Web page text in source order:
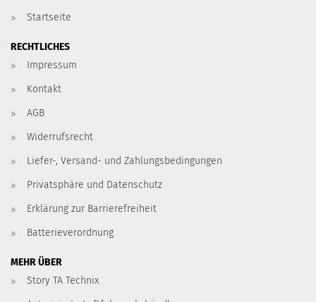
Startseite
RECHTLICHES
Impressum
Kontakt
AGB
Widerrufsrecht
Liefer-, Versand- und Zahlungsbedingungen
Privatsphäre und Datenschutz
Erklärung zur Barrierefreiheit
Batterieverordnung
MEHR ÜBER
Story TA Technix